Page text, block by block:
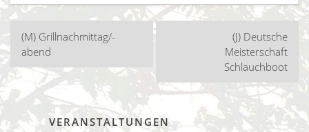
Beitragsnavigation
(M) Grillnachmittag/-
abend
(J) Deutsche
Meisterschaft
Schlauchboot
VERANSTALTUNGEN